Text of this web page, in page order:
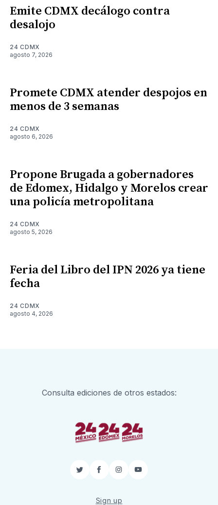
Emite CDMX decálogo contra
desalojo
24 CDMX
agosto 7, 2026
Promete CDMX atender despojos en
menos de 3 semanas
24 CDMX
agosto 6, 2026
Propone Brugada a gobernadores
de Edomex, Hidalgo y Morelos crear
una policía metropolitana
24 CDMX
agosto 5, 2026
Feria del Libro del IPN 2026 ya tiene
fecha
24 CDMX
agosto 4, 2026
Consulta ediciones de otros estados:
TwitterFacebook
InstagramYouTube
Sign up